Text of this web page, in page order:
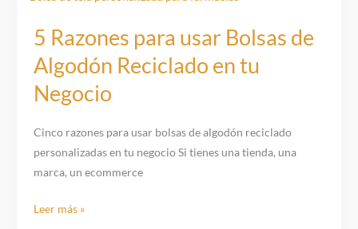
elegir
la
bolsa
perfecta
tu
5 Razones para usar Bolsas de
Algodón Reciclado en tu
Negocio
Cinco razones para usar bolsas de algodón reciclado
personalizadas en tu negocio Si tienes una tienda, una
marca, un ecommerce
5Leer más »